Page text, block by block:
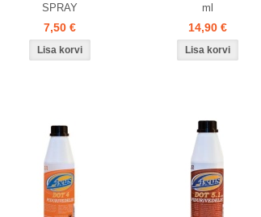
SPRAY
7,50 €
ml
14,90 €